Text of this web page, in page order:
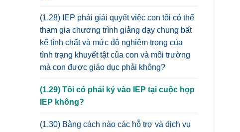
(1.28) IEP phải giải quyết việc con tôi có thể
tham gia chương trình giảng dạy chung bất
kể tính chất và mức độ nghiêm trọng của
tình trạng khuyết tật của con và môi trường
mà con được giáo dục phải không?
(1.29) Tôi có phải ký vào IEP tại cuộc họp
IEP không?
(1.30) Bằng cách nào các hỗ trợ và dịch vụ